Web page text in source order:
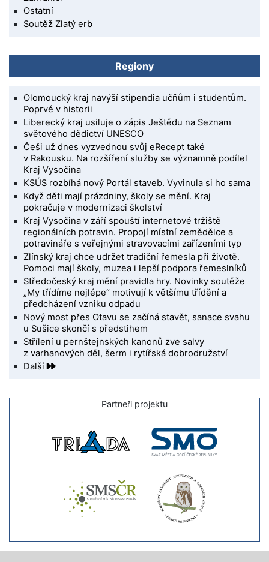
Ostatní
Soutěž Zlatý erb
Regiony
Olomoucký kraj navýší stipendia učňům i studentům.
Poprvé v historii
Liberecký kraj usiluje o zápis Ještědu na Seznam
světového dědictví UNESCO
Češi už dnes vyzvednou svůj eRecept také
v Rakousku. Na rozšíření služby se významně podílel
Kraj Vysočina
KSÚS rozbíhá nový Portál staveb. Vyvinula si ho sama
Když děti mají prázdniny, školy se mění. Kraj
pokračuje v modernizaci školství
Kraj Vysočina v září spouští internetové tržiště
regionálních potravin. Propojí místní zemědělce a
potravináře s veřejnými stravovacími zařízeními typ
Zlínský kraj chce udržet tradiční řemesla při životě.
Pomoci mají školy, muzea i lepší podpora řemeslníků
Středočeský kraj mění pravidla hry. Novinky soutěže
„My třídíme nejlépe“ motivují k většímu třídění a
předcházení vzniku odpadu
Nový most přes Otavu se začíná stavět, sanace svahu
u Sušice skončí s předstihem
Střílení u pernštejnských kanonů zve salvy
z varhanových děl, šerm i rytířská dobrodružství
Další
Partneři projektu